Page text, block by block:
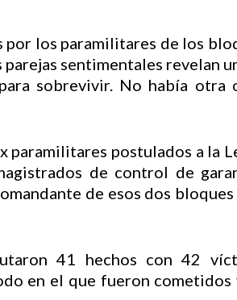
los paramilitares de los
sentimentales revelan
sobrevivir. No había otra
paramilitares postulados a la
de control de
de esos dos
41 hechos con 42
en el que fueron